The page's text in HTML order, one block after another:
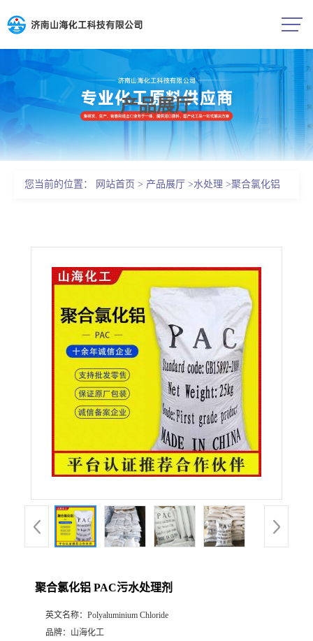
公司首页
产品展厅
证书荣誉
联系方式
产品展厅
您当前的位置： 网站首页 > 产品展厅 >水处理 >聚合氯化铝
聚合氯化铝 PAC污水处理剂
英文名称： Polyaluminium Chloride
品牌： 山海化工